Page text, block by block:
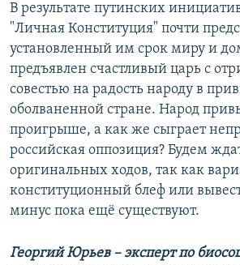
В результате путинских
"Личная Конституция" почти
установленный им срок миру и
предъявлен счастливый царь с
совестью на радость народу в
оболваненной стране. Народ
проигрыше, а как же сыграет
российская оппозиция? Будем
оригинальных ходов, так как
конституционный блеф или
минус пока ещё существуют.
Георгий Юрьев – эксперт по